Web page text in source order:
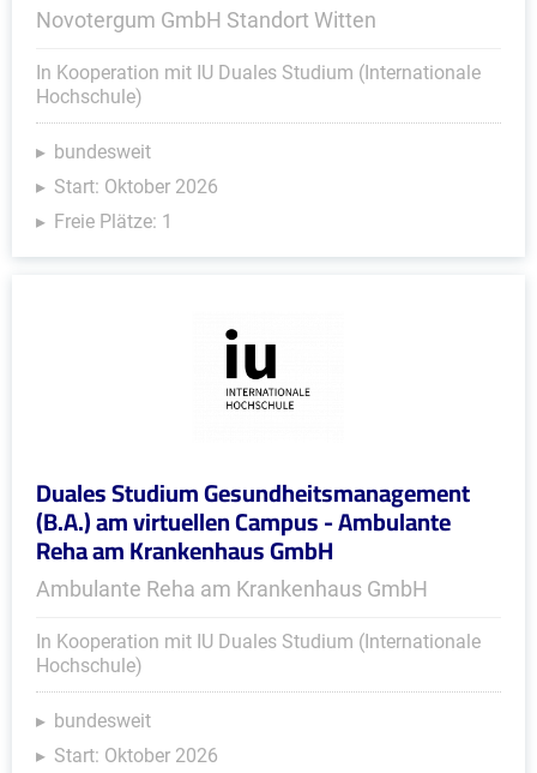
Novotergum GmbH Standort Witten
In Kooperation mit IU Duales Studium (Internationale
Hochschule)
bundesweit
Start: Oktober 2026
Freie Plätze: 1
Duales Studium Gesundheitsmanagement
(B.A.) am virtuellen Campus - Ambulante
Reha am Krankenhaus GmbH
Ambulante Reha am Krankenhaus GmbH
In Kooperation mit IU Duales Studium (Internationale
Hochschule)
bundesweit
Start: Oktober 2026